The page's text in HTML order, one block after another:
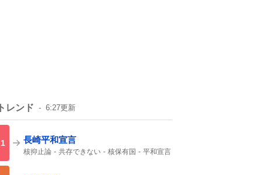
トレンド 6:27更新
1 長崎平和宣言
核抑止論 共存できない 核保有国
平和宣言